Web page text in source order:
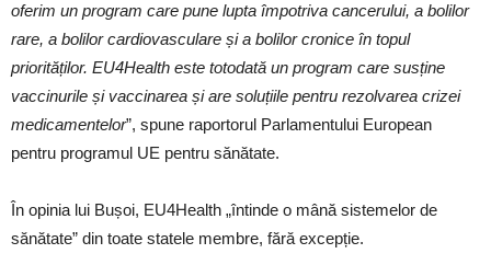
oferim un program care pune lupta împotriva cancerului, a bolilor
rare, a bolilor cardiovasculare și a bolilor cronice în topul
priorităților. EU4Health este totodată un program care susține
vaccinurile și vaccinarea și are soluțiile pentru rezolvarea crizei
medicamentelor”, spune raportorul Parlamentului European
pentru programul UE pentru sănătate.
În opinia lui Bușoi, EU4Health „întinde o mână sistemelor de
sănătate” din toate statele membre, fără excepție.